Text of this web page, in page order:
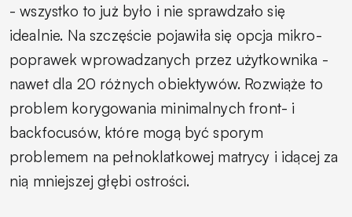
- wszystko to już było i nie sprawdzało się
idealnie. Na szczęście pojawiła się opcja mikro-
poprawek wprowadzanych przez użytkownika -
nawet dla 20 różnych obiektywów. Rozwiąże to
problem korygowania minimalnych front- i
backfocusów, które mogą być sporym
problemem na pełnoklatkowej matrycy i idącej za
nią mniejszej głębi ostrości.